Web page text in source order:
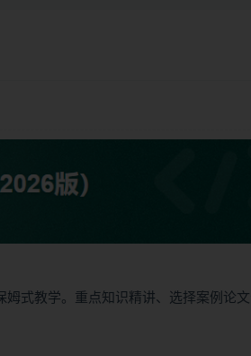
式教学。重点知识精讲、选择案例论